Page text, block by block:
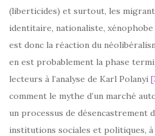
(liberticides) et surtout, les
identitaire, nationaliste,
est donc la réaction du
en est probablement la phase
lecteurs à l’analyse de Karl Polanyi
comment le mythe d’un marché
un processus de désencastrement
institutions sociales et politiques,